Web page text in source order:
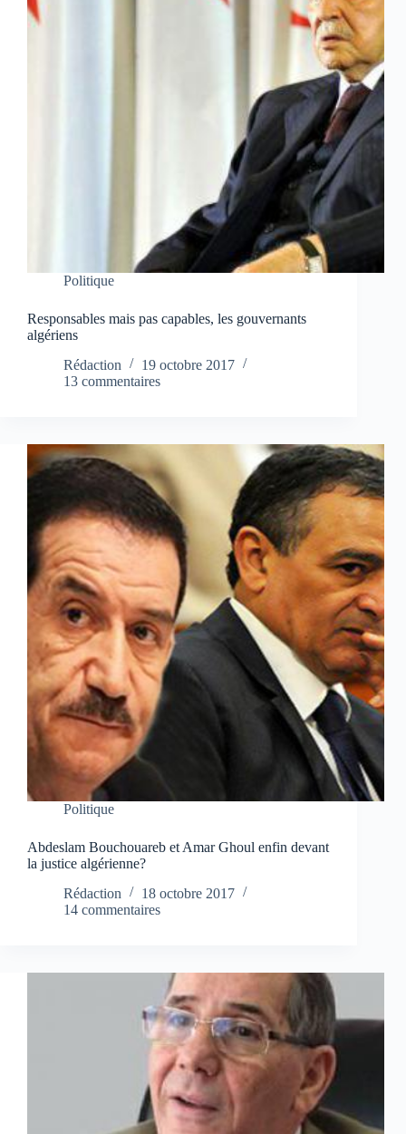
Politique
Responsables mais pas capables, les gouvernants
algériens
Rédaction
19 octobre 2017
13 commentaires
Politique
Abdeslam Bouchouareb et Amar Ghoul enfin devant
la justice algérienne?
Rédaction
18 octobre 2017
14 commentaires